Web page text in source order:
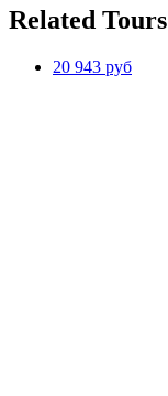
Related Tours
20 943 руб